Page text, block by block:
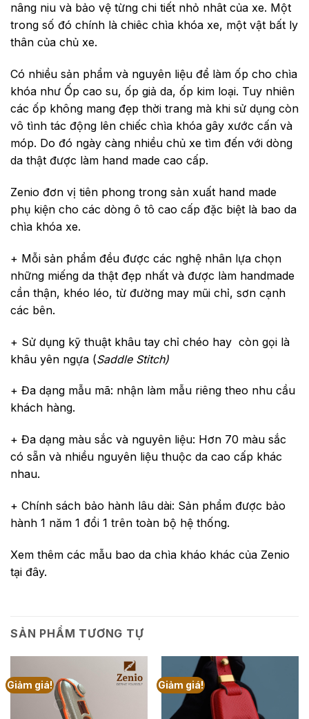
nâng niu và bảo vệ từng chi tiết nhỏ nhât của xe. Một
trong số đó chính là chiêc chìa khóa xe, một vật bất ly
thân của chủ xe.
Có nhiều sản phẩm và nguyên liệu để làm ốp cho chìa
khóa như Ốp cao su, ốp giả da, ốp kim loại. Tuy nhiên
các ốp không mang đẹp thời trang mà khi sử dụng còn
vô tình tác động lên chiếc chìa khóa gây xước cấn và
móp. Do đó ngày càng nhiều chủ xe tìm đến với dòng
da thật được làm hand made cao cấp.
Zenio đơn vị tiên phong trong sản xuất hand made
phụ kiện cho các dòng ô tô cao cấp đặc biệt là bao da
chìa khóa xe.
+ Mỗi sản phẩm đều được các nghệ nhân lựa chọn
những miếng da thật đẹp nhất và được làm handmade
cần thận, khéo léo, từ đường may mũi chỉ, sơn cạnh
các bên.
+ Sử dụng kỹ thuật khâu tay chỉ chéo hay còn gọi là
khâu yên ngựa (Saddle Stitch)
+ Đa dạng mẫu mã: nhận làm mẫu riêng theo nhu cầu
khách hàng.
+ Đa dạng màu sắc và nguyên liệu: Hơn 70 màu sắc
có sẵn và nhiều nguyên liệu thuộc da cao cấp khác
nhau.
+ Chính sách bảo hành lâu dài: Sản phẩm được bảo
hành 1 năm 1 đổi 1 trên toàn bộ hệ thống.
Xem thêm các mẫu bao da chìa kháo khác của Zenio
tại đây.
SẢN PHẨM TƯƠNG TỰ
Giảm giá! Giảm giá!